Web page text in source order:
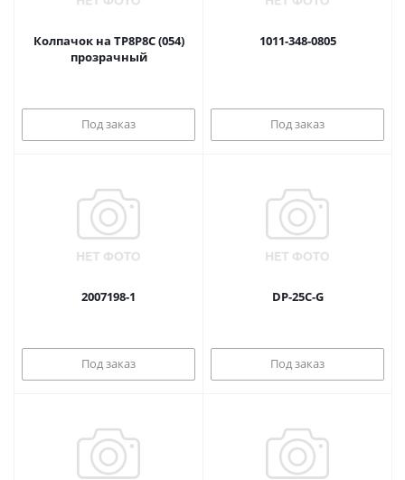
Колпачок на TP8P8C (054)
прозрачный
Под заказ
1011-348-0805
Под заказ
2007198-1
Под заказ
DP-25C-G
Под заказ